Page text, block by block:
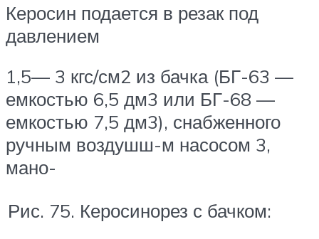
Керосин подается в резак под
давлением
1,5— 3 кгс/см2 из бачка (БГ-63 —
емкостью 6,5 дм3 или БГ-68 —
емкостью 7,5 дм3), снаб­женного
ручным воздушш-м насосом 3,
мано-
Рис. 75. Керосинорез с бачком: